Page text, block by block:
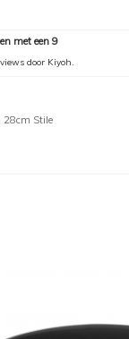
met een 9
door Kiyoh.
28cm Stile